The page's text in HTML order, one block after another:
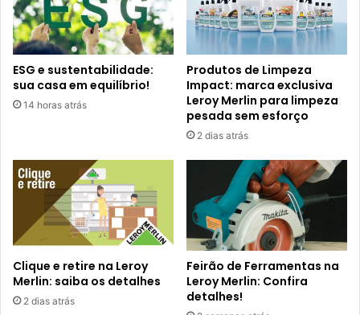
ESG e sustentabilidade:
sua casa em equilíbrio!
14 horas atrás
Produtos de Limpeza
Impact: marca exclusiva
Leroy Merlin para limpeza
pesada sem esforço
2 dias atrás
Clique e retire na Leroy
Merlin: saiba os detalhes
2 dias atrás
Feirão de Ferramentas na
Leroy Merlin: Confira
detalhes!